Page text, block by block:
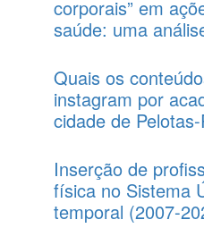
corporais” em
saúde: uma
Quais os
instagram por
cidade de
Inserção de
física no Sistema
temporal (2007-